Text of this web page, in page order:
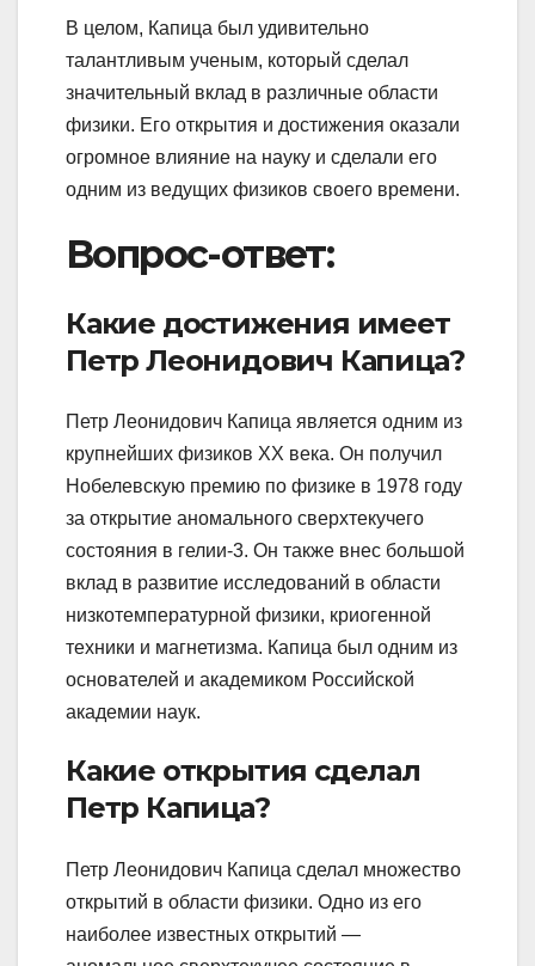
В целом, Капица был удивительно
талантливым ученым, который сделал
значительный вклад в различные области
физики. Его открытия и достижения оказали
огромное влияние на науку и сделали его
одним из ведущих физиков своего времени.
Вопрос-ответ:
Какие достижения имеет
Петр Леонидович Капица?
Петр Леонидович Капица является одним из
крупнейших физиков XX века. Он получил
Нобелевскую премию по физике в 1978 году
за открытие аномального сверхтекучего
состояния в гелии-3. Он также внес большой
вклад в развитие исследований в области
низкотемпературной физики, криогенной
техники и магнетизма. Капица был одним из
основателей и академиком Российской
академии наук.
Какие открытия сделал
Петр Капица?
Петр Леонидович Капица сделал множество
открытий в области физики. Одно из его
наиболее известных открытий —